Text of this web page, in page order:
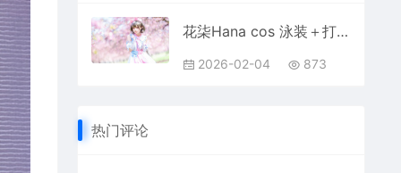
花柒Hana cos 泳装＋打歌服写真合集
2026-02-04 873
热门评论